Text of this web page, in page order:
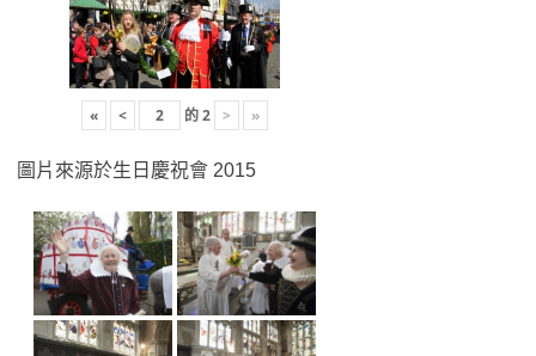
« < 的2 > »
圖片來源於生日慶祝會 2015